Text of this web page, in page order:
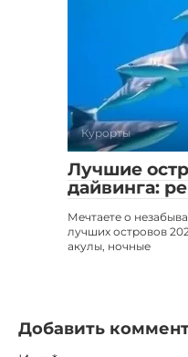
Курорты
Лучшие
дайвинга:
Мечтаете о
лучших островов
акулы, ночные
Добавить